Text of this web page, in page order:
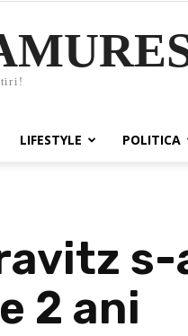
LIFESTYLE POLITICA
2 ani